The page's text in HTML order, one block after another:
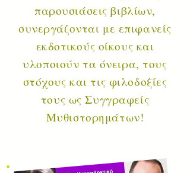
παρουσιάσεις βιβλίων,
συνεργάζονται με επιφανείς
εκδοτικούς οίκους και
υλοποιούν τα όνειρα, τους
στόχους και τις φιλοδοξίες
τους ως Συγγραφείς
Μυθιστορημάτων!